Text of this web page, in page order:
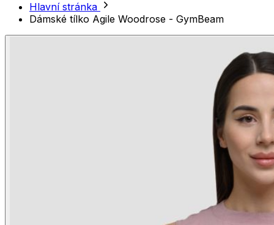
Hlavní stránka
Dámské tílko Agile Woodrose - GymBeam